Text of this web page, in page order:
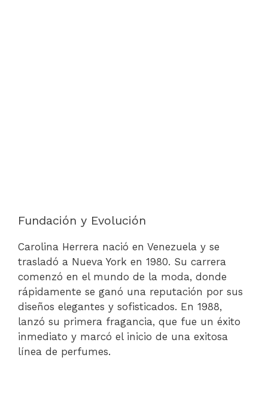
Fundación y Evolución
Carolina Herrera nació en Venezuela y se
trasladó a Nueva York en 1980. Su carrera
comenzó en el mundo de la moda, donde
rápidamente se ganó una reputación por sus
diseños elegantes y sofisticados. En 1988,
lanzó su primera fragancia, que fue un éxito
inmediato y marcó el inicio de una exitosa
línea de perfumes.